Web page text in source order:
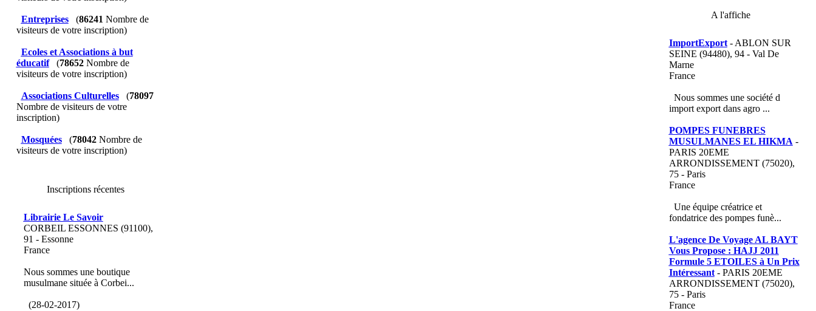
Entreprises (86241 Nombre de
visiteurs de votre inscription)
Ecoles et Associations à but
éducatif
(78652Nombre de
visiteurs de votre inscription)
Associations Culturelles (78097
Nombre de visiteurs de votre
inscription)
Mosquées (78042Nombre de
visiteurs de votre inscription)
Inscriptions récentes
Librairie Le Savoir
CORBEIL ESSONNES (91100),
91 - Essonne
France
Nous sommes une boutique
musulmane située à Corbei...
(28-02-2017)
A l'affiche
ImportExport- ABLON SUR
SEINE (94480), 94 - Val De
Marne
France
Nous sommes une société d
import export dans agro ...
POMPES FUNEBRES
MUSULMANES EL HIKMA -
PARIS 20EME
ARRONDISSEMENT (75020),
75 - Paris
France
Une équipe créatrice et
fondatrice des pompes funè...
L'agence De Voyage AL BAYT
Vous Propose : HAJJ 2011
Formule 5 ETOILES à Un Prix
Intéressant- PARIS 20EME
ARRONDISSEMENT (75020),
75 - Paris
France